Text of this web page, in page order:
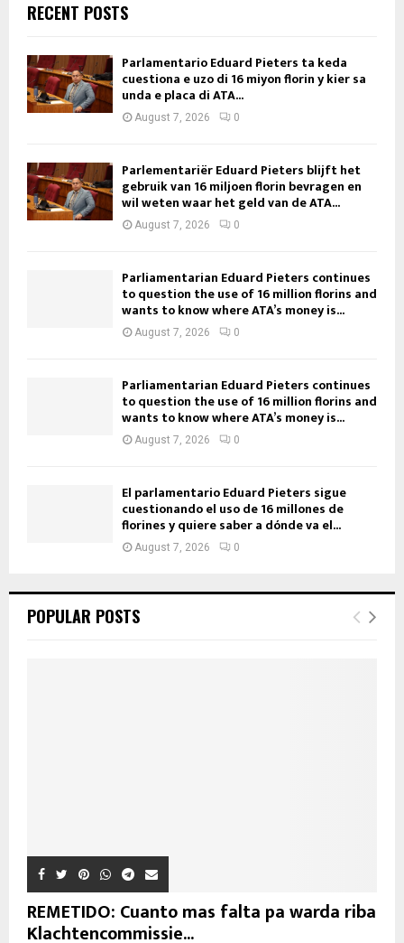
RECENT POSTS
Parlamentario Eduard Pieters ta keda
cuestiona e uzo di 16 miyon florin y kier sa
unda e placa di ATA...
August 7, 2026 0
Parlementariër Eduard Pieters blijft het
gebruik van 16 miljoen florin bevragen en
wil weten waar het geld van de ATA...
August 7, 2026 0
Parliamentarian Eduard Pieters continues
to question the use of 16 million florins and
wants to know where ATA’s money is...
August 7, 2026 0
Parliamentarian Eduard Pieters continues
to question the use of 16 million florins and
wants to know where ATA’s money is...
August 7, 2026 0
El parlamentario Eduard Pieters sigue
cuestionando el uso de 16 millones de
florines y quiere saber a dónde va el...
August 7, 2026 0
POPULAR POSTS
REMETIDO: Cuanto mas falta pa warda riba
Klachtencommissie...